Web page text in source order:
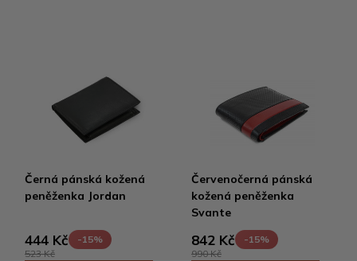
Černá pánská kožená
peněženka Jordan
444 Kč
-15%
523 Kč
Červenočerná pánská
kožená peněženka
Svante
842 Kč
-15%
990 Kč